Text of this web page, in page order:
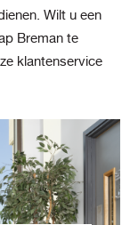
Wilt u een
Breman te
klantenservice